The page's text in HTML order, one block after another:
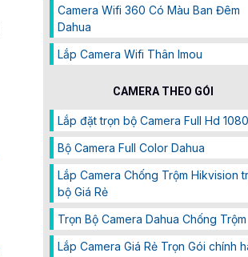
Camera Wifi 360 Có Màu Ban Đêm
Dahua
Lắp Camera Wifi Thân Imou
CAMERA THEO GÓI
Lắp đặt trọn bộ Camera Full Hd
Bộ Camera Full Color Dahua
Lắp Camera Chống Trộm Hikvision
bộ Giá Rẻ
Trọn Bộ Camera Dahua Chống Trộm
Lắp Camera Giá Rẻ Trọn Gói chính